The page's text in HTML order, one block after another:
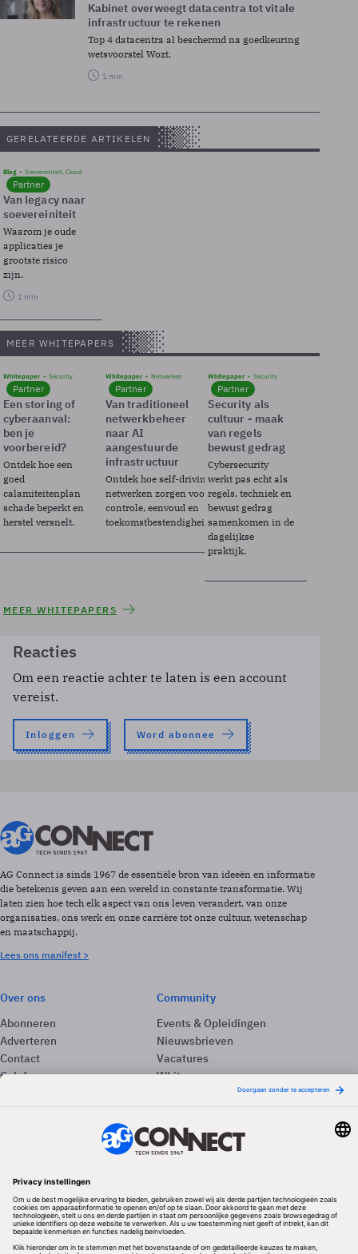
Kabinet overweegt datacentra tot vitale
infrastructuur te rekenen
Top 4 datacentra al beschermd na goedkeuring
wetsvoorstel Wozt.
1 min
GERELATEERDE ARTIKELEN
Blog Soevereinteit, Cloud
Partner
Van legacy naar
soevereiniteit
Waarom je oude
applicaties je
grootste risico
zijn.
1 min
MEER WHITEPAPERS
Whitepaper Security
Partner
Een storing of
cyberaanval:
ben je
voorbereid?
Ontdek hoe een
goed
calamiteitenplan
schade beperkt en
herstel versnelt.
Whitepaper Netwerken
Partner
Van traditioneel
netwerkbeheer
naar AI
aangestuurde
infrastructuur
Ontdek hoe self-driving
netwerken zorgen voor
controle, eenvoud en
toekomstbestendigheid.
Whitepaper Security
Partner
Security als
cultuur - maak
van regels
bewust gedrag
Cybersecurity
werkt pas echt als
regels, techniek en
bewust gedrag
samenkomen in de
dagelijkse
praktijk.
MEER WHITEPAPERS
Reacties
Om een reactie achter te laten is een account
vereist.
Inloggen Word abonnee
AG Connect is sinds 1967 de essentiële bron van ideeën en informatie
die betekenis geven aan een wereld in constante transformatie. Wij
laten zien hoe tech elk aspect van ons leven verandert, van onze
organisaties, ons werk en onze carrière tot onze cultuur, wetenschap
en maatschappij.
Lees ons manifest >
Over ons
Abonneren
Adverteren
Contact
Colofon
Community
Events & Opleidingen
Nieuwsbrieven
Vacatures
Whitepapers
Redactionele partner